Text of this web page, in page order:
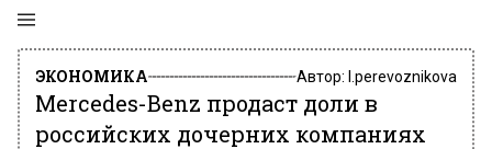
ЭКОНОМИКА Автор: l.perevoznikova
Mercedes-Benz продаст доли в
российских дочерних компаниях